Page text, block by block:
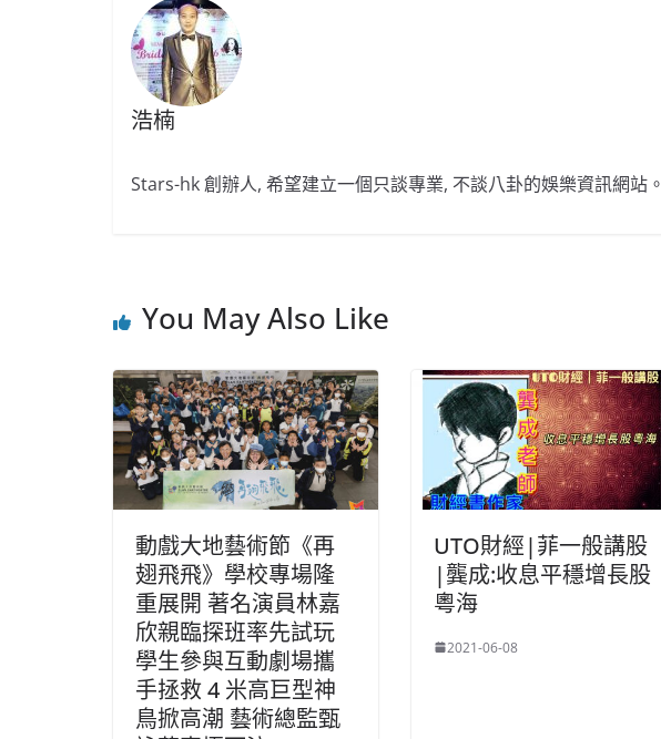
浩楠
Stars-hk 創辦人, 希望建立一個只談專業, 不談八卦的娛樂資訊網站。
You May Also Like
動戲大地藝術節《再
翅飛飛》學校專場隆
重展開 著名演員林嘉
欣親臨探班率先試玩
學生參與互動劇場攜
手拯救 4 米高巨型神
鳥掀高潮 藝術總監甄
UTO財經|菲一般講股
|龔成:收息平穩增長股
粵海
2021-06-08